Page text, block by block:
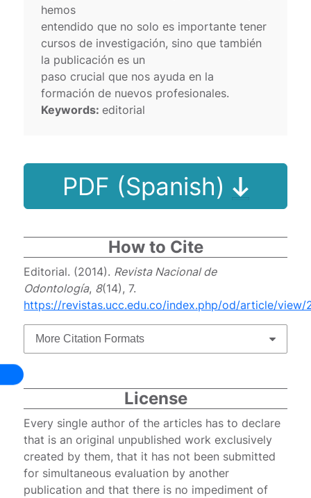
hemos
entendido que no solo es importante tener
cursos de investigación, sino que también
la publicación es un
paso crucial que nos ayuda en la
formación de nuevos profesionales.
Keywords:editorial
PDF (Spanish)
How to Cite
Editorial. (2014). Revista Nacional de
Odontología, 8(14), 7.
https://revistas.ucc.edu.co/index.php/od/article/view/
More Citation Formats
License
Every single author of the articles has to declare
that is an original unpublished work exclusively
created by them, that it has not been submitted
for simultaneous evaluation by another
publication and that there is no impediment of